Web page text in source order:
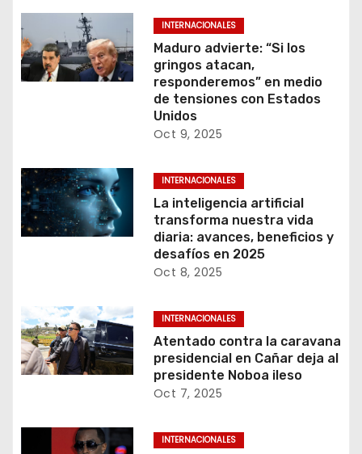
INTERNACIONALES
Maduro advierte: “Si los
gringos atacan,
responderemos” en medio
de tensiones con Estados
Unidos
Oct 9, 2025
INTERNACIONALES
La inteligencia artificial
transforma nuestra vida
diaria: avances, beneficios y
desafíos en 2025
Oct 8, 2025
INTERNACIONALES
Atentado contra la caravana
presidencial en Cañar deja al
presidente Noboa ileso
Oct 7, 2025
INTERNACIONALES